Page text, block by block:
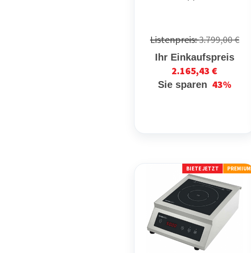
Listenpreis:3.799,00 €
Ihr Einkaufspreis
2.165,43 €
Sie sparen 43%
BIETE JETZT PREMIUM